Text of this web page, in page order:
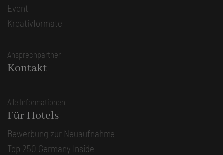
Event
Kreativformate
Ansprechpartner
Kontakt
Alle Informationen
Für Hotels
Bewerbung zur Neuaufnahme
Top 250 Germany Inside